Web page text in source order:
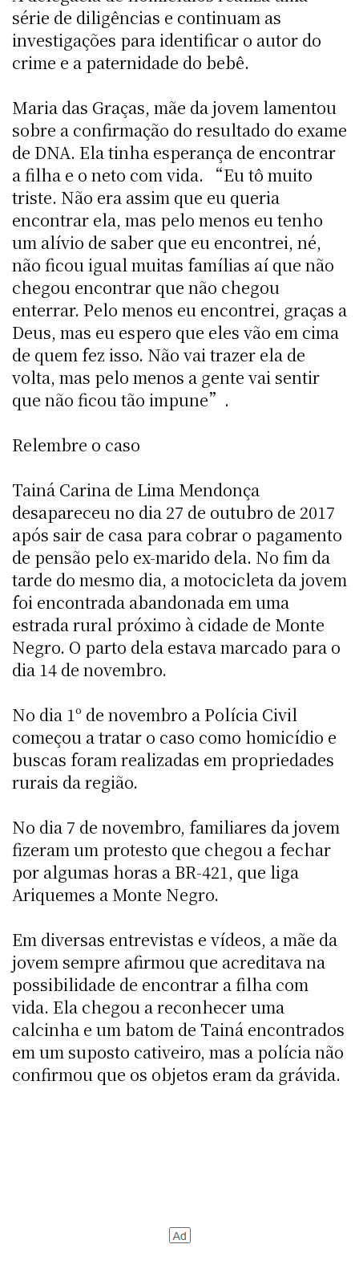
série de diligências e continuam as
investigações para identificar o autor do
crime e a paternidade do bebê.
Maria das Graças, mãe da jovem lamentou
sobre a confirmação do resultado do exame
de DNA. Ela tinha esperança de encontrar
a filha e o neto com vida. “Eu tô muito
triste. Não era assim que eu queria
encontrar ela, mas pelo menos eu tenho
um alívio de saber que eu encontrei, né,
não ficou igual muitas famílias aí que não
chegou encontrar que não chegou
enterrar. Pelo menos eu encontrei, graças a
Deus, mas eu espero que eles vão em cima
de quem fez isso. Não vai trazer ela de
volta, mas pelo menos a gente vai sentir
que não ficou tão impune”.
Relembre o caso
Tainá Carina de Lima Mendonça
desapareceu no dia 27 de outubro de 2017
após sair de casa para cobrar o pagamento
de pensão pelo ex-marido dela. No fim da
tarde do mesmo dia, a motocicleta da jovem
foi encontrada abandonada em uma
estrada rural próximo à cidade de Monte
Negro. O parto dela estava marcado para o
dia 14 de novembro.
No dia 1º de novembro a Polícia Civil
começou a tratar o caso como homicídio e
buscas foram realizadas em propriedades
rurais da região.
No dia 7 de novembro, familiares da jovem
fizeram um protesto que chegou a fechar
por algumas horas a BR-421, que liga
Ariquemes a Monte Negro.
Em diversas entrevistas e vídeos, a mãe da
jovem sempre afirmou que acreditava na
possibilidade de encontrar a filha com
vida. Ela chegou a reconhecer uma
calcinha e um batom de Tainá encontrados
em um suposto cativeiro, mas a polícia não
confirmou que os objetos eram da grávida.